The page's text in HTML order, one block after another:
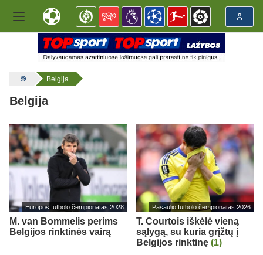
Belgija
Belgija
Europos futbolo čempionatas 2028
M. van Bommelis perims
Belgijos rinktinės vairą
Pasaulio futbolo čempionatas 2026
T. Courtois iškėlė vieną
sąlygą, su kuria grįžtų į
Belgijos rinktinę (1)